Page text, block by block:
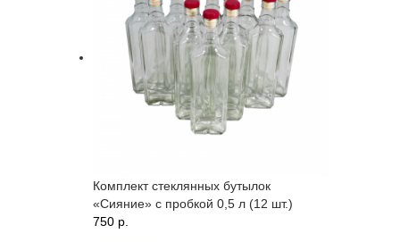
Комплект стеклянных бутылок
«Сияние» с пробкой 0,5 л (12 шт.)
750 p.